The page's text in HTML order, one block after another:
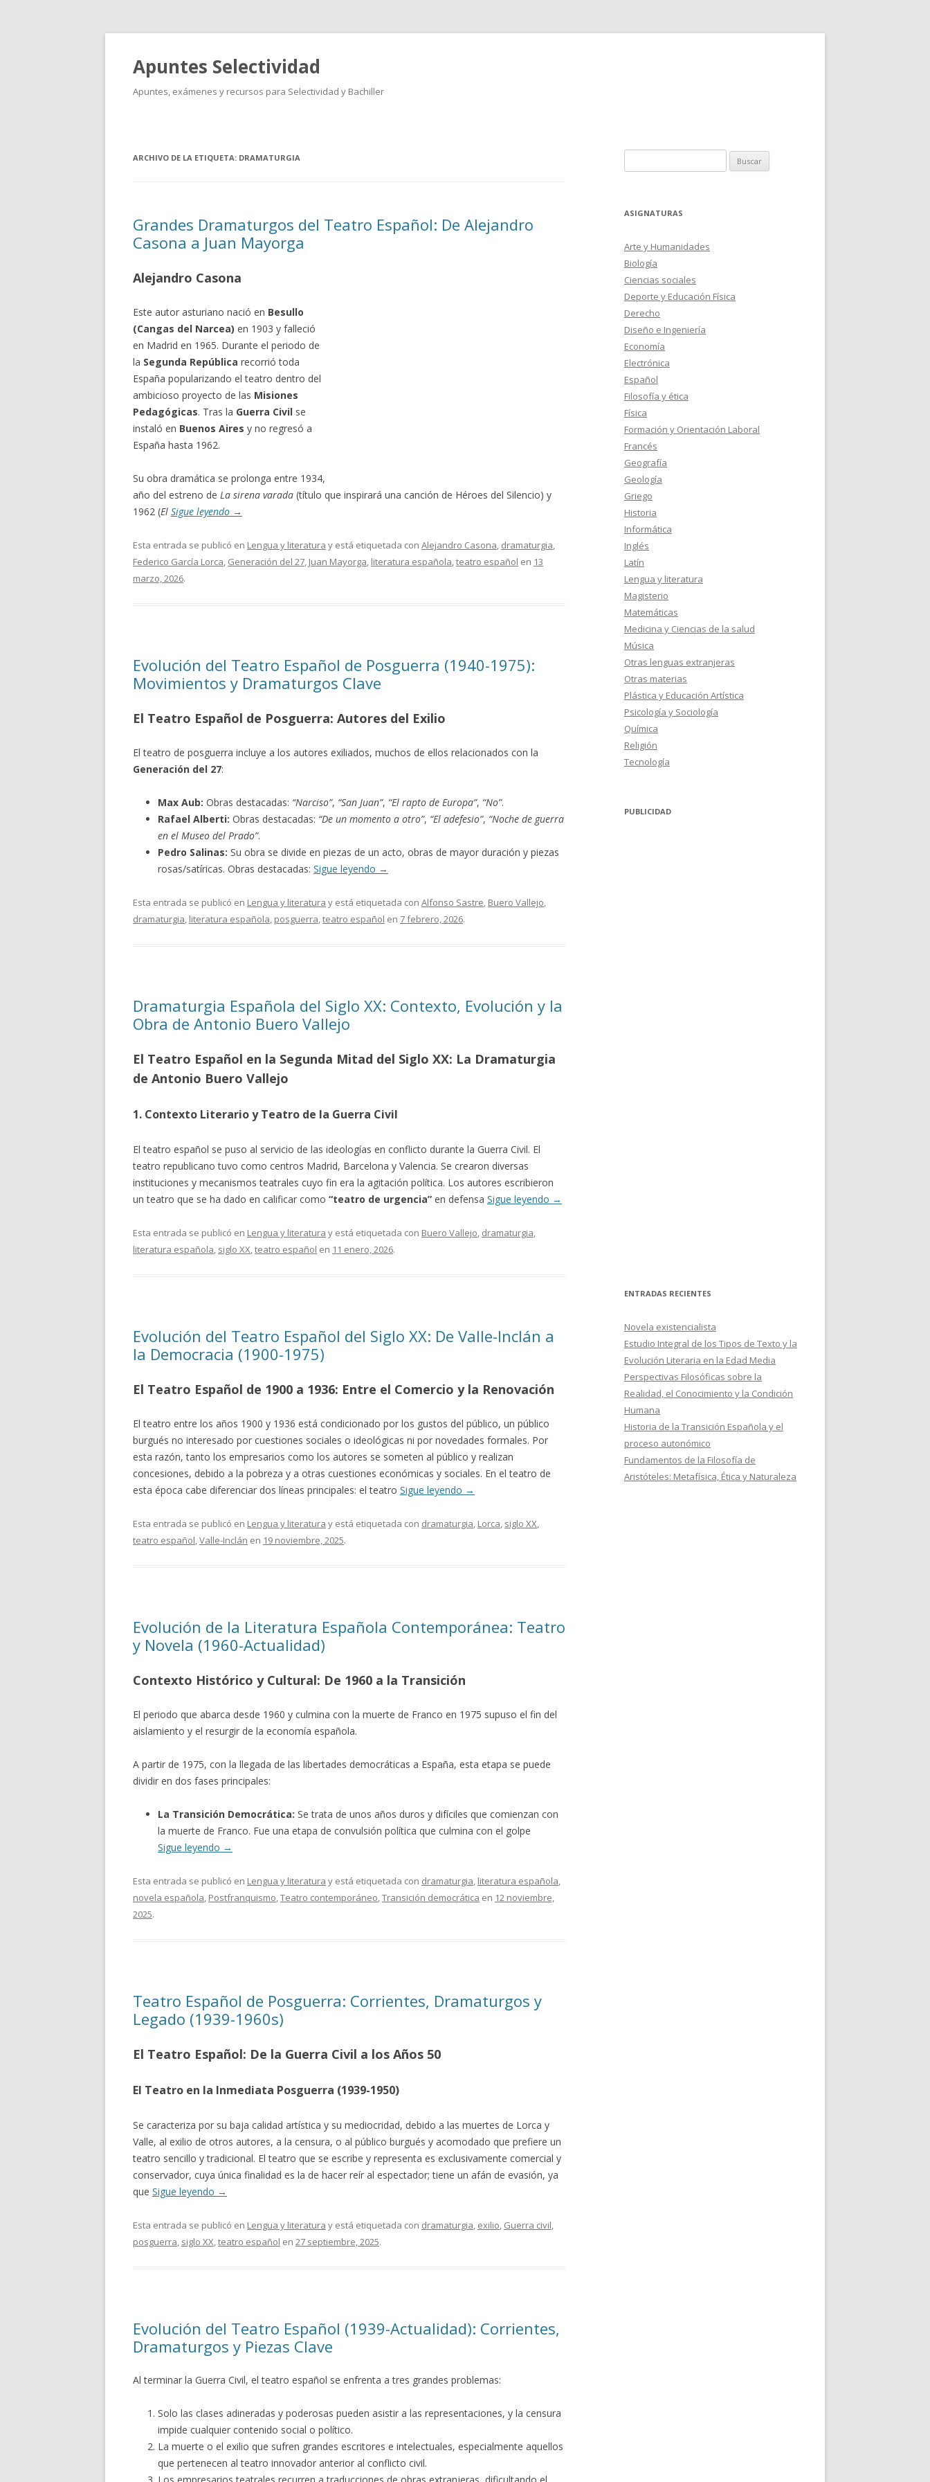
Apuntes Selectividad
Apuntes, exámenes y recursos para Selectividad y Bachiller
ARCHIVO DE LA ETIQUETA: DRAMATURGIA
Grandes Dramaturgos del Teatro Español: De Alejandro
Casona a Juan Mayorga
Alejandro Casona
Este autor asturiano nació en Besullo
(Cangas del Narcea) en 1903 y falleció
en Madrid en 1965. Durante el periodo de
la Segunda República recorrió toda
España popularizando el teatro dentro del
ambicioso proyecto de las Misiones
Pedagógicas. Tras la Guerra Civil se
instaló en Buenos Aires y no regresó a
España hasta 1962.
Su obra dramática se prolonga entre 1934,
año del estreno de La sirena varada (título que inspirará una canción de Héroes del Silencio) y
1962 (El Sigue leyendo →
Esta entrada se publicó en Lengua y literatura y está etiquetada con Alejandro Casona, dramaturgia,
Federico García Lorca, Generación del 27, Juan Mayorga, literatura española,teatro español en 13
marzo, 2026.
Evolución del Teatro Español de Posguerra (1940-1975):
Movimientos y Dramaturgos Clave
El Teatro Español de Posguerra: Autores del Exilio
El teatro de posguerra incluye a los autores exiliados, muchos de ellos relacionados con la
Generación del 27:
Max Aub: Obras destacadas: “Narciso”, “San Juan”, “El rapto de Europa”, “No”.
Rafael Alberti: Obras destacadas: “De un momento a otro”, “El adefesio”, “Noche de guerra
en el Museo del Prado”.
Pedro Salinas: Su obra se divide en piezas de un acto, obras de mayor duración y piezas
rosas/satíricas. Obras destacadas: Sigue leyendo →
Esta entrada se publicó en Lengua y literatura y está etiquetada con Alfonso Sastre, Buero Vallejo,
dramaturgia, literatura española, posguerra,teatro español en 7 febrero, 2026.
Dramaturgia Española del Siglo XX: Contexto, Evolución y la
Obra de Antonio Buero Vallejo
El Teatro Español en la Segunda Mitad del Siglo XX: La Dramaturgia
de Antonio Buero Vallejo
1. Contexto Literario y Teatro de la Guerra Civil
El teatro español se puso al servicio de las ideologías en conflicto durante la Guerra Civil. El
teatro republicano tuvo como centros Madrid, Barcelona y Valencia. Se crearon diversas
instituciones y mecanismos teatrales cuyo fin era la agitación política. Los autores escribieron
un teatro que se ha dado en calificar como “teatro de urgencia” en defensa Sigue leyendo →
Esta entrada se publicó en Lengua y literatura y está etiquetada con Buero Vallejo, dramaturgia,
literatura española, siglo XX,teatro español en 11 enero, 2026.
Evolución del Teatro Español del Siglo XX: De Valle-Inclán a
la Democracia (1900-1975)
El Teatro Español de 1900 a 1936: Entre el Comercio y la Renovación
El teatro entre los años 1900 y 1936 está condicionado por los gustos del público, un público
burgués no interesado por cuestiones sociales o ideológicas ni por novedades formales. Por
esta razón, tanto los empresarios como los autores se someten al público y realizan
concesiones, debido a la pobreza y a otras cuestiones económicas y sociales. En el teatro de
esta época cabe diferenciar dos líneas principales: el teatro Sigue leyendo →
Esta entrada se publicó en Lengua y literatura y está etiquetada con dramaturgia, Lorca, siglo XX,
teatro español,Valle-Inclán en 19 noviembre, 2025.
Evolución de la Literatura Española Contemporánea: Teatro
y Novela (1960-Actualidad)
Contexto Histórico y Cultural: De 1960 a la Transición
El periodo que abarca desde 1960 y culmina con la muerte de Franco en 1975 supuso el fin del
aislamiento y el resurgir de la economía española.
A partir de 1975, con la llegada de las libertades democráticas a España, esta etapa se puede
dividir en dos fases principales:
La Transición Democrática: Se trata de unos años duros y difíciles que comienzan con
la muerte de Franco. Fue una etapa de convulsión política que culmina con el golpe
Sigue leyendo →
Esta entrada se publicó en Lengua y literatura y está etiquetada con dramaturgia, literatura española,
novela española, Postfranquismo,Teatro contemporáneo,Transición democrática en 12 noviembre,
2025.
Teatro Español de Posguerra: Corrientes, Dramaturgos y
Legado (1939-1960s)
El Teatro Español: De la Guerra Civil a los Años 50
El Teatro en la Inmediata Posguerra (1939-1950)
Se caracteriza por su baja calidad artística y su mediocridad, debido a las muertes de Lorca y
Valle, al exilio de otros autores, a la censura, o al público burgués y acomodado que prefiere un
teatro sencillo y tradicional. El teatro que se escribe y representa es exclusivamente comercial y
conservador, cuya única finalidad es la de hacer reír al espectador; tiene un afán de evasión, ya
que Sigue leyendo →
Esta entrada se publicó en Lengua y literatura y está etiquetada con dramaturgia, exilio, Guerra civil,
posguerra, siglo XX,teatro español en 27 septiembre, 2025.
Evolución del Teatro Español (1939-Actualidad): Corrientes,
Dramaturgos y Piezas Clave
Al terminar la Guerra Civil, el teatro español se enfrenta a tres grandes problemas:
Solo las clases adineradas y poderosas pueden asistir a las representaciones, y la censura
impide cualquier contenido social o político.
La muerte o el exilio que sufren grandes escritores e intelectuales, especialmente aquellos
que pertenecen al teatro innovador anterior al conflicto civil.
ASIGNATURAS
Arte y Humanidades
Biología
Ciencias sociales
Deporte y Educación Física
Derecho
Diseño e Ingeniería
Economía
Electrónica
Español
Filosofía y ética
Física
Formación y Orientación Laboral
Francés
Geografía
Geología
Griego
Historia
Informática
Inglés
Latín
Lengua y literatura
Magisterio
Matemáticas
Medicina y Ciencias de la salud
Música
Otras lenguas extranjeras
Otras materias
Plástica y Educación Artística
Psicología y Sociología
Química
Religión
Tecnología
PUBLICIDAD
ENTRADAS RECIENTES
Novela existencialista
Estudio Integral de los Tipos de Texto y la
Evolución Literaria en la Edad Media
Perspectivas Filosóficas sobre la
Realidad, el Conocimiento y la Condición
Humana
Historia de la Transición Española y el
proceso autonómico
Fundamentos de la Filosofía de
Aristóteles: Metafísica, Ética y Naturaleza